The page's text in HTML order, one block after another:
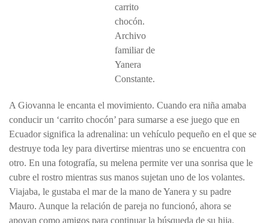
carrito
chocón.
Archivo
familiar de
Yanera
Constante.
A Giovanna le encanta el movimiento. Cuando era niña amaba
conducir un ‘carrito chocón’ para sumarse a ese juego que en
Ecuador significa la adrenalina: un vehículo pequeño en el que se
destruye toda ley para divertirse mientras uno se encuentra con
otro. En una fotografía, su melena permite ver una sonrisa que le
cubre el rostro mientras sus manos sujetan uno de los volantes.
Viajaba, le gustaba el mar de la mano de Yanera y su padre
Mauro. Aunque la relación de pareja no funcionó, ahora se
apoyan como amigos para continuar la búsqueda de su hija.